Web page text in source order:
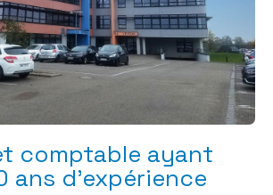
comptable ayant
ans d’expérience